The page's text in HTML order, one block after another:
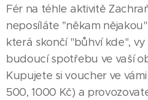
Fér na téhle aktivitě
neposíláte "někam
která skončí "bůhví kde",
budoucí spotřebu ve vaší
Kupujete si voucher ve
500, 1000 Kč) a